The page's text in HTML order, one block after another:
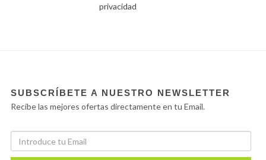
privacidad
SUBSCRÍBETE A NUESTRO NEWSLETTER
Recibe las mejores ofertas directamente en tu Email.